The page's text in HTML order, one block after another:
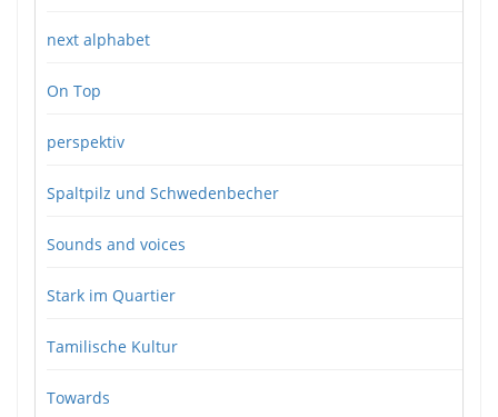
next alphabet
On Top
perspektiv
Spaltpilz und Schwedenbecher
Sounds and voices
Stark im Quartier
Tamilische Kultur
Towards